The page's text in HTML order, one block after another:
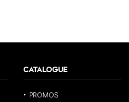
CATALOGUE
‣ PROMOS